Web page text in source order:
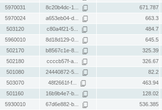
5970031 8c20b4dc-1... 671.787
5970024 a653eb04-d... 663.3
503120 c80a4f21-5... 484.7
5960010 8d18d129-0... 645.5
502170 b8567c1e-8... 325.39
502180 ccccb57f-a... 326.67
501080 24440872-5... 82.2
503070 48f2661f-f... 463.94
501160 16b9b4e7-b... 128.02
5930010 67d6e882-b... 536.385